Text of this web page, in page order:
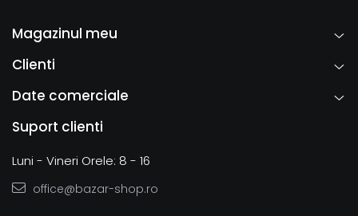
Magazinul meu
Clienti
Date comerciale
Suport clienti
Luni - Vineri Orele: 8 - 16
office@bazar-shop.ro